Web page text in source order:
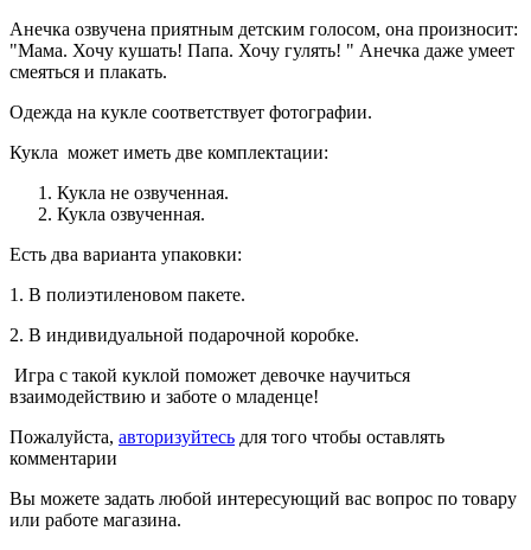
Анечка озвучена приятным детским голосом, она произносит:
"Мама. Хочу кушать! Папа. Хочу гулять! " Анечка даже умеет
смеяться и плакать.
Одежда на кукле соответствует фотографии.
Кукла может иметь две комплектации:
Кукла не озвученная.
Кукла озвученная.
Есть два варианта упаковки:
1. В полиэтиленовом пакете.
2. В индивидуальной подарочной коробке.
Игра с такой куклой поможет девочке научиться
взаимодействию и заботе о младенце!
Пожалуйста, авторизуйтесь для того чтобы оставлять
комментарии
Вы можете задать любой интересующий вас вопрос по товару
или работе магазина.